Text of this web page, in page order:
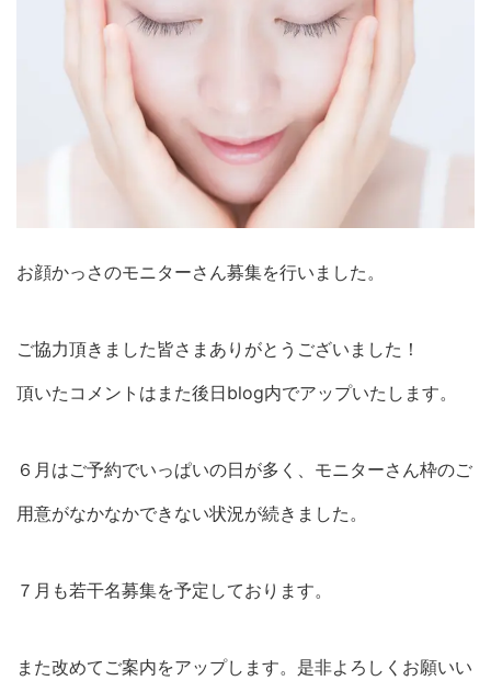
お顔かっさのモニターさん募集を行いました。
ご協力頂きました皆さまありがとうございました！
頂いたコメントはまた後日blog内でアップいたします。
６月はご予約でいっぱいの日が多く、モニターさん枠のご
用意がなかなかできない状況が続きました。
７月も若干名募集を予定しております。
また改めてご案内をアップします。是非よろしくお願いい